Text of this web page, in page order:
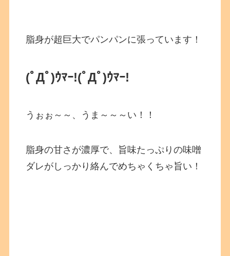
脂身が超巨大でパンパンに張っています！
(ﾟДﾟ)ｳﾏｰ!(ﾟДﾟ)ｳﾏｰ!
うぉぉ～～、うま～～～い！！
脂身の甘さが濃厚で、旨味たっぷりの味噌
ダレがしっかり絡んでめちゃくちゃ旨い！